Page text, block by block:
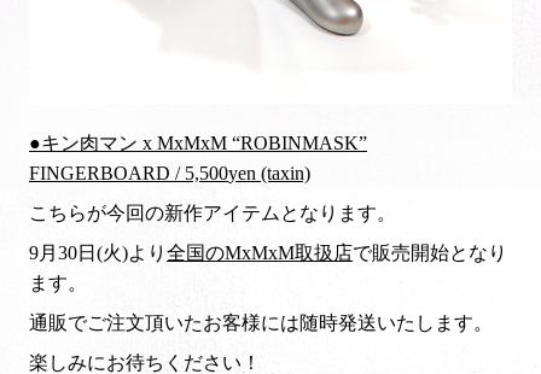
●キン肉マン x MxMxM “ROBINMASK”
FINGERBOARD / 5,500yen (taxin)
こちらが今回の新作アイテムとなります。
9月30日(火)より 全国のMxMxM取扱店で販売開始となり
ます。
通販でご注文頂いたお客様には随時発送いたします。
楽しみにお待ちください！